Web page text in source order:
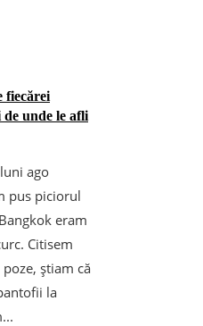
fiecărei
unde le afli
ago
pus piciorul
eram
Citisem
poze, știam că
la